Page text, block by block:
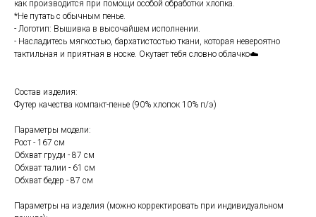
как производится при помощи особой обработки хлопка.
*Не путать с обычным пенье.
- Логотип: Вышивка в высочайшем исполнении.
- Насладитесь мягкостью, бархатистостью ткани, которая невероятно
тактильная и приятная в носке. Окутает тебя словно облачко☁️
Состав изделия:
Футер качества компакт-пенье (90% хлопок 10% п/э)
Параметры модели:
Рост - 167 см
Обхват груди - 87 см
Обхват талии - 61 см
Обхват бедер - 87 см
Параметры на изделия (можно корректировать при индивидуальном